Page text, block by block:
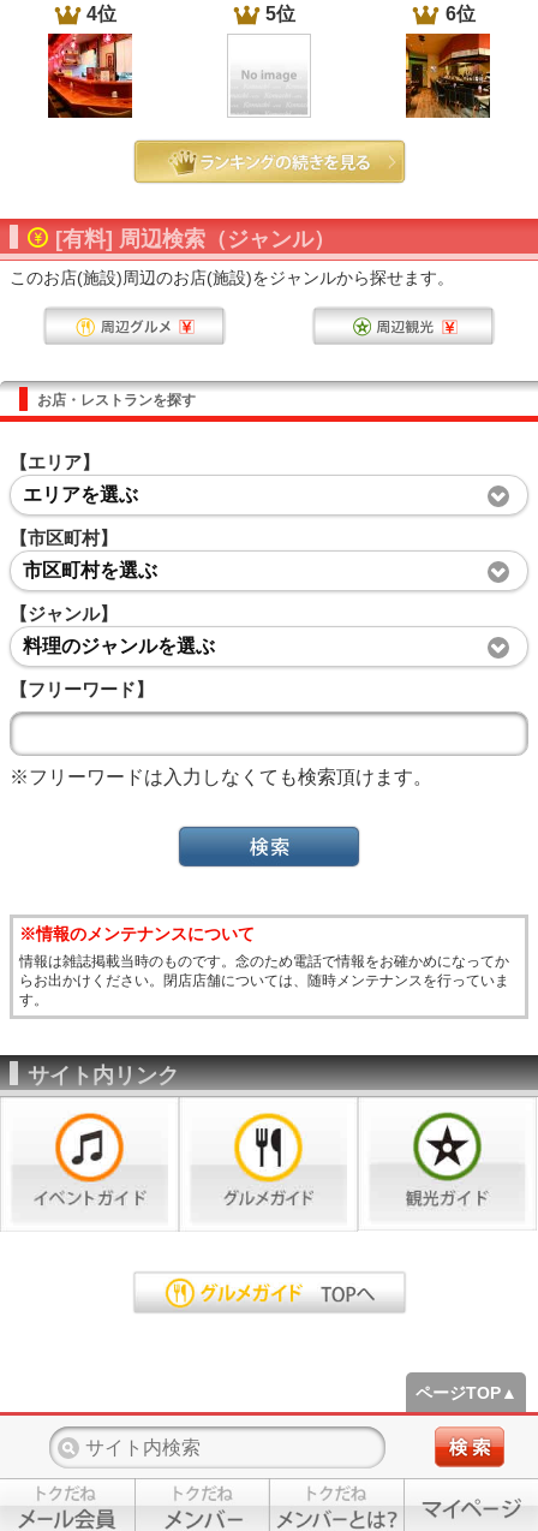
4位 5位 6位
[有料] 周辺検索（ジャンル）
このお店(施設)周辺のお店(施設)をジャンルから探せます。
お店・レストランを探す
【エリア】
エリアを選ぶ
【市区町村】
市区町村を選ぶ
【ジャンル】
料理のジャンルを選ぶ
【フリーワード】
※フリーワードは入力しなくても検索頂けます。
※情報のメンテナンスについて
情報は雑誌掲載当時のものです。念のため電話で情報をお確かめになってか
らお出かけください。閉店店舗については、随時メンテナンスを行っていま
す。
サイト内リンク
ページTOP▲